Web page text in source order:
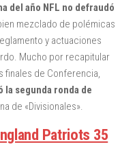
del año NFL no defraudó
mezclado de polémicas
y actuaciones
Mucho por recapitular
finales de Conferencia,
la segunda ronda de
de «Divisionales».
Patriots 35